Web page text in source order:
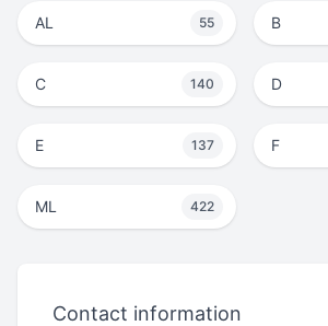
AL 55 B
C 140 D
E 137 F
ML 422
Contact information